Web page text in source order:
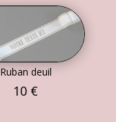
Ruban deuil
10 €